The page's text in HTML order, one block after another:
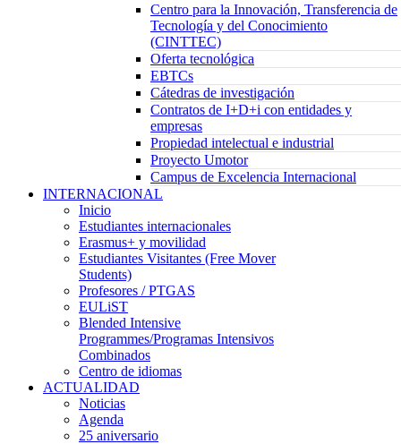
Centro para la Innovación, Transferencia de
Tecnología y del Conocimiento
(CINTTEC)
Oferta tecnológica
EBTCs
Cátedras de investigación
Contratos de I+D+i con entidades y
empresas
Propiedad intelectual e industrial
Proyecto Umotor
Campus de Excelencia Internacional
INTERNACIONAL
Inicio
Estudiantes internacionales
Erasmus+ y movilidad
Estudiantes Visitantes (Free Mover
Students)
Profesores / PTGAS
EULiST
Blended Intensive
Programmes/Programas Intensivos
Combinados
Centro de idiomas
ACTUALIDAD
Noticias
Agenda
25 aniversario